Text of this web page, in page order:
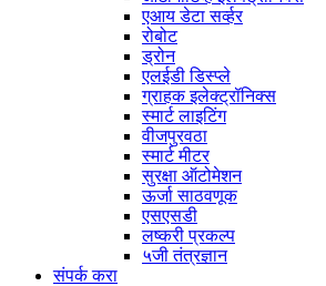
एआय डेटा सर्व्हर
रोबोट
ड्रोन
एलईडी डिस्प्ले
ग्राहक इलेक्ट्रॉनिक्स
स्मार्ट लाइटिंग
वीजपुरवठा
स्मार्ट मीटर
सुरक्षा ऑटोमेशन
ऊर्जा साठवणूक
एसएसडी
लष्करी प्रकल्प
५जी तंत्रज्ञान
संपर्क करा